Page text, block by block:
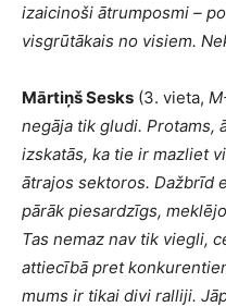
izaicinoši ātrumposmi –
visgrūtākais no visiem.
Mārtiņš Sesks (3. vieta,
negāja tik gludi. Protams,
izskatās, ka tie ir mazliet
ātrajos sektoros. Dažbrīd
pārāk piesardzīgs,
Tas nemaz nav tik viegli,
attiecībā pret
mums ir tikai divi ralliji.